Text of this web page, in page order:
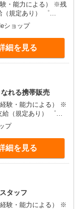
・能力による） ※残
定あり） ゜
゜+゜ 入社祝い金10
○。・゜+゜
ショップ
細を見る
れる携帯販売
験・能力による） ※
規定あり） ゜
゜+゜ 入社祝い金10
○。・゜+゜
プ
細を見る
タッフ
験・能力による） ※